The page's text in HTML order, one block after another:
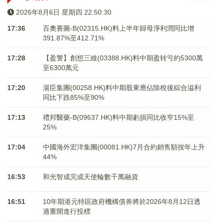
2026年8月6日 星期四 22:50:30
17:36
百奧賽圖-B(02315.HK)料上半年歸母淨利潤同比增
391.87%至412.71%
17:28
【盈警】創想三維(03388.HK)料中期盈转亏約5300萬
至6300萬元
17:20
湯臣集團(00258.HK)料中期股東應佔除稅後綜合溢利
同比下跌85%至90%
17:13
禮邦醫藥-B(09637.HK)料中期虧損同比收窄15%至
25%
17:04
中國海外宏洋集團(00081.HK)7月合約銷售額按年上升
44%
16:53 和光智成完成天使輪數千萬融資
16:51
10年期港元特區政府機構債券將於2026年8月12日透
過重開進行投標